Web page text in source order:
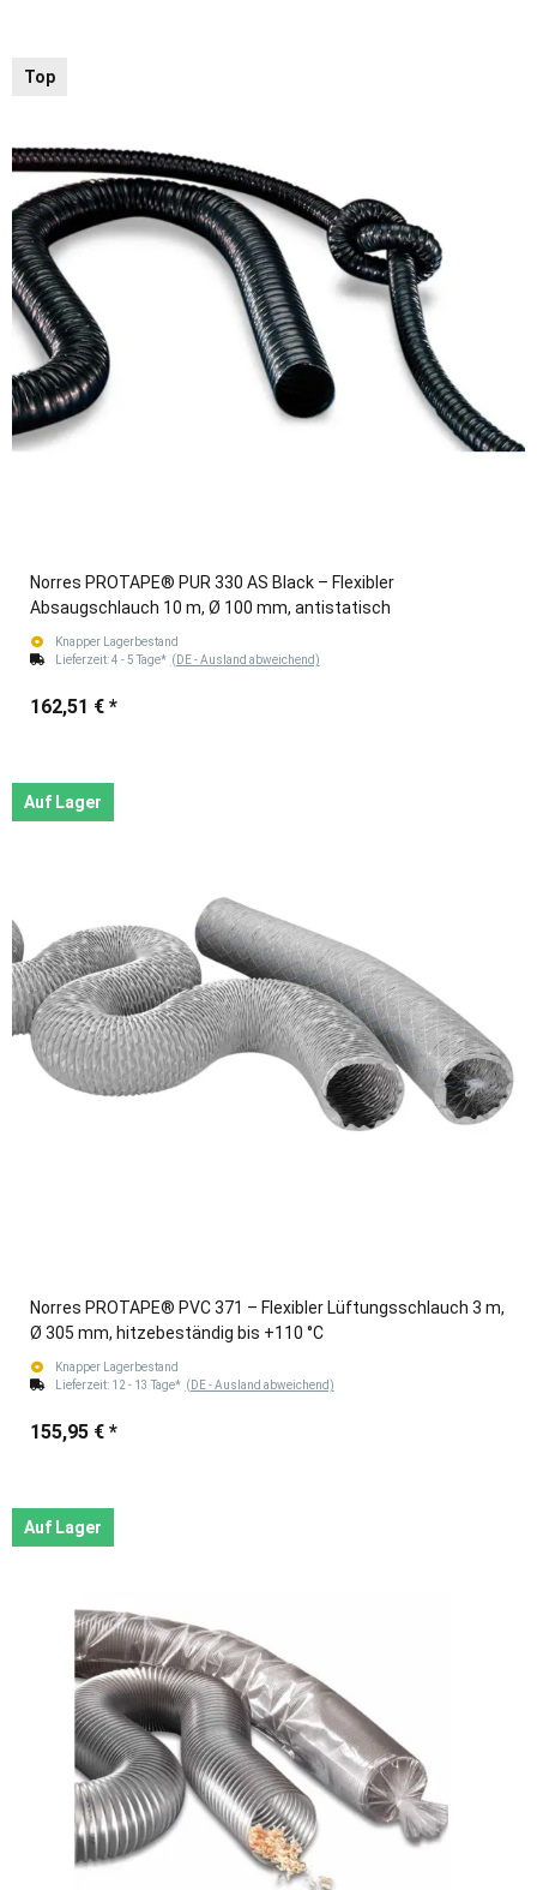
Top
Norres PROTAPE® PUR 330 AS Black – Flexibler
Absaugschlauch 10 m, Ø 100 mm, antistatisch
Knapper Lagerbestand
Lieferzeit:4 - 5 Tage* (DE - Ausland abweichend)
162,51 € *
Auf Lager
Norres PROTAPE® PVC 371 – Flexibler Lüftungsschlauch 3 m,
Ø 305 mm, hitzebeständig bis +110 °C
Knapper Lagerbestand
Lieferzeit: 12 - 13 Tage* (DE - Ausland abweichend)
155,95 € *
Auf Lager